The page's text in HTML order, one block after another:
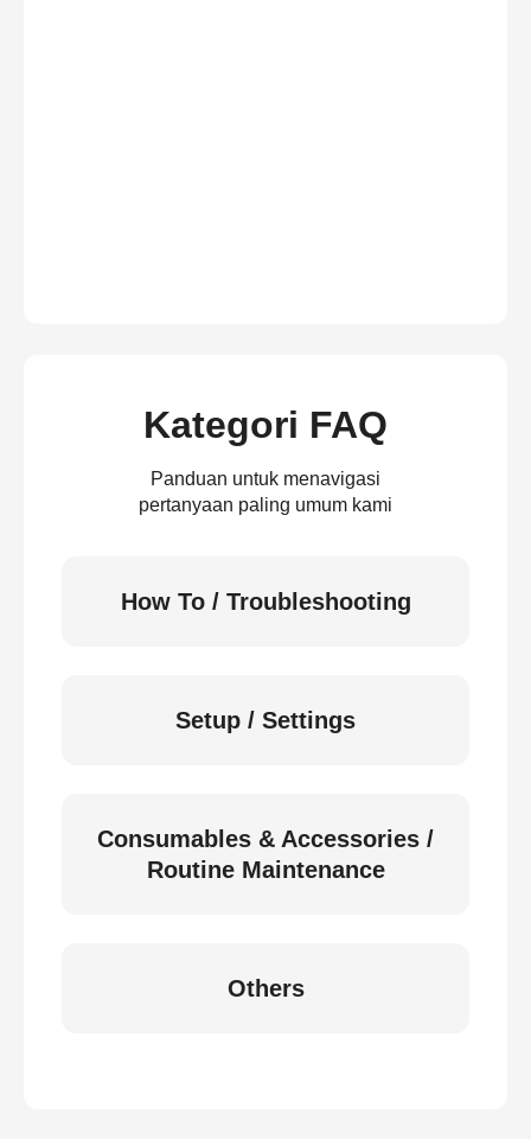
Kategori FAQ
Panduan untuk menavigasi
pertanyaan paling umum kami
How To / Troubleshooting
Setup / Settings
Consumables & Accessories /
Routine Maintenance
Others